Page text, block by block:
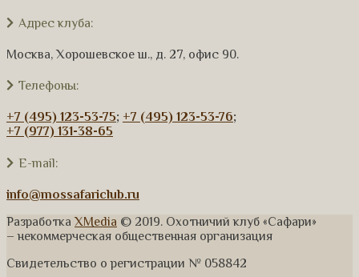
Адрес клуба:
Москва, Хорошевское ш., д. 27, офис 90.
Телефоны:
+7 (495) 123-53-75; +7 (495) 123-53-76;
+7 (977) 131-38-65
E-mail:
info@mossafariclub.ru
Разработка XMedia © 2019. Охотничий клуб «Сафари»
– некоммерческая общественная организация
Свидетельство о регистрации № 058842